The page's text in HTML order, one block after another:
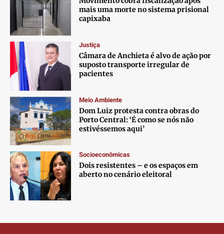
Contato
Anuncie
Termos de Uso
Privacidade
Contato
Anuncie
Termos de Uso
Privacidade
Contato
Anuncie
Termos de Uso
Privacidade
Contato
Anuncie
Termos de Uso
Privacidade
mais uma morte no sistema prisional
capixaba
Justiça
Câmara de Anchieta é alvo de ação por
suposto transporte irregular de
pacientes
Meio Ambiente
Dom Luiz protesta contra obras do
Porto Central: ‘É como se nós não
estivéssemos aqui’
Socioeconômicas
Dois resistentes – e os espaços em
aberto no cenário eleitoral